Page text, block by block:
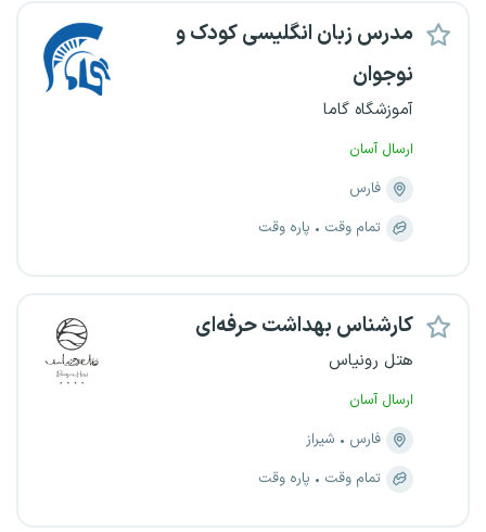
مدرس زبان انگلیسی کودک و
نوجوان
آموزشگاه گاما
ارسال آسان
فارس
تمام وقت
پاره وقت
کارشناس بهداشت حرفه‌ای
هتل رونیاس
ارسال آسان
فارس
شیراز
تمام وقت
پاره وقت